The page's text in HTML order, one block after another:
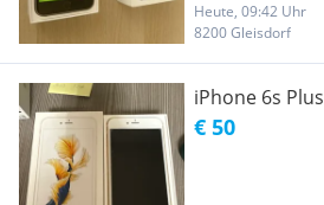
Heute, 09:42 Uhr
8200 Gleisdorf
iPhone 6s Plus
€ 50